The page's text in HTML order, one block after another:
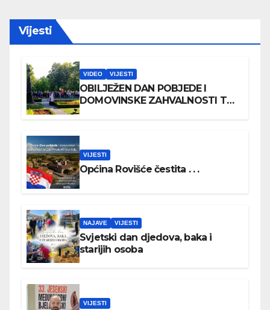
Vijesti
VIDEO VIJESTI
OBILJEŽEN DAN POBJEDE I
DOMOVINSKE ZAHVALNOSTI TE
VIJESTI
Općina Rovišće čestita . . .
NAJAVE VIJESTI
Svjetski dan djedova, baka i
starijih osoba
VIJESTI